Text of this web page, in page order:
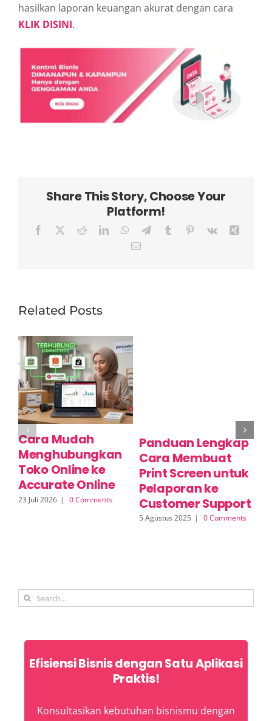
hasilkan laporan keuangan akurat dengan cara
KLIK DISINI.
Share This Story, Choose Your
Platform!
Facebook RedditLinkedInWhatsApp
TelegramTumblr Pinterest
Vk
Email
Related Posts
Cara Mudah
Menghubungkan
Toko Online ke
Accurate Online
23 Juli 2026 | 0 Comments
Panduan Lengkap
Cara Membuat
Print Screen untuk
Pelaporan ke
Customer Support
5 Agustus 2025 | 0 Comments
Search
Efisiensi Bisnis dengan Satu Aplikasi
Praktis!
Konsultasikan kebutuhan bisnismu dengan